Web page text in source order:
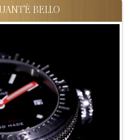
BELLO